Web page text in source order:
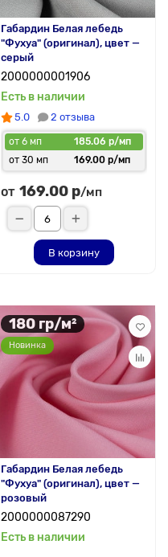
Габардин Белая лебедь
"Фухуа" (оригинал), цвет —
серый
2000000001906
Есть в наличии
5.0 2 отзыва
от 6 мп
185.06 р/мп
от 30 мп
169.00 р/мп
от 169.00 р/мп
В корзину
180 гр/м²
Новинка
Габардин Белая лебедь
"Фухуа" (оригинал), цвет —
розовый
2000000087290
Есть в наличии